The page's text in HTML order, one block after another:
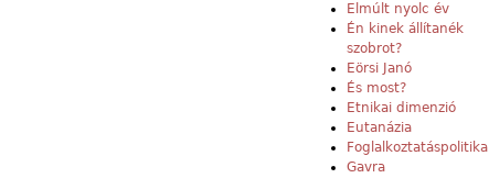
Elmúlt nyolc év
Én kinek állítanék
szobrot?
Eörsi Janó
És most?
Etnikai dimenzió
Eutanázia
Foglalkoztatáspolitika
Gavra